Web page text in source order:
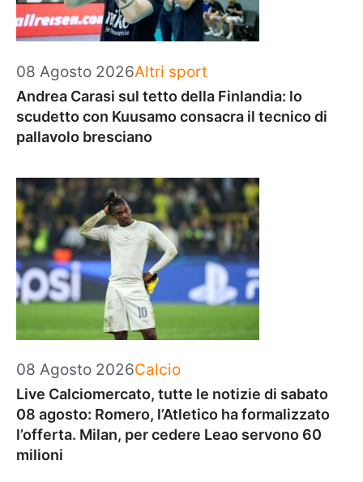
08 Agosto 2026Categorie
Altri sport
Andrea Carasi sul tetto della Finlandia: lo
scudetto con Kuusamo consacra il tecnico di
pallavolo bresciano
08 Agosto 2026Categorie
Calcio
Live Calciomercato, tutte le notizie di sabato
08 agosto: Romero, l’Atletico ha formalizzato
l’offerta. Milan, per cedere Leao servono 60
milioni